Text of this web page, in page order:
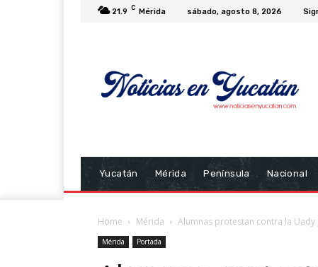
21.9 C Mérida sábado, agosto 8, 2026
Yucatán Mérida Península Nacional
Home Mérida Alumnas protestan contra la
Mérida Portada